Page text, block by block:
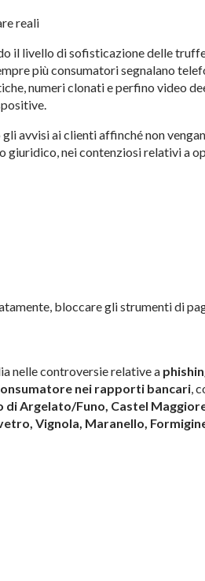
reali
il livello di sofisticazione delle
più consumatori segnalano
numeri clonati e perfino video
avvisi ai clienti affinché non
giuridico, nei contenziosi relativi a
bloccare gli strumenti di
nelle controversie relative a
nei rapporti bancari,
di Argelato/Funo, Castel
Vignola, Maranello,